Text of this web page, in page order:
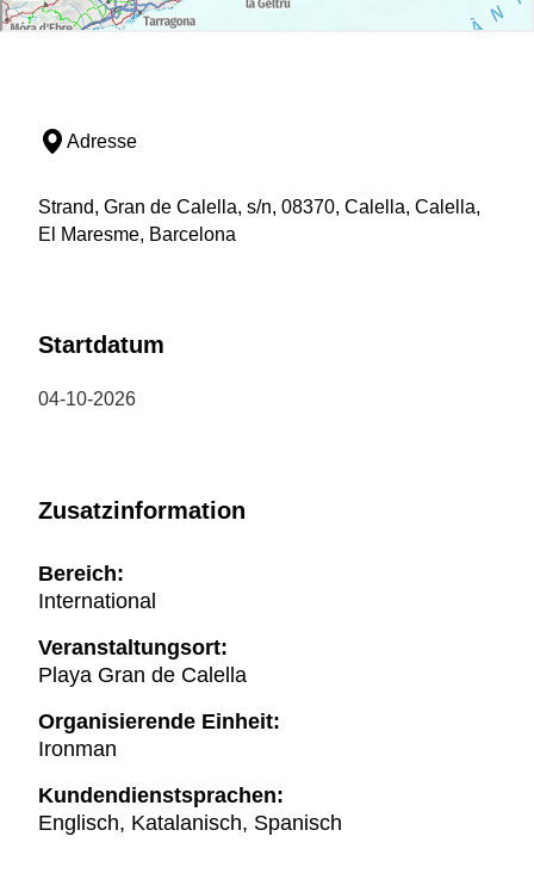
Adresse
Strand, Gran de Calella, s/n, 08370, Calella, Calella,
El Maresme, Barcelona
Startdatum
04-10-2026
Zusatzinformation
Bereich:
International
Veranstaltungsort:
Playa Gran de Calella
Organisierende Einheit:
Ironman
Kundendienstsprachen:
Englisch, Katalanisch, Spanisch